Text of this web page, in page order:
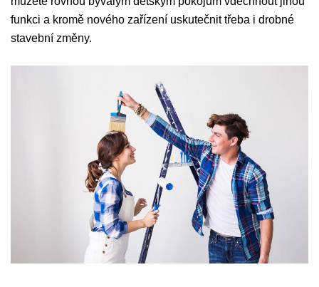
funkci a kromě nového zařízení uskutečnit třeba i drobné
stavební změny.